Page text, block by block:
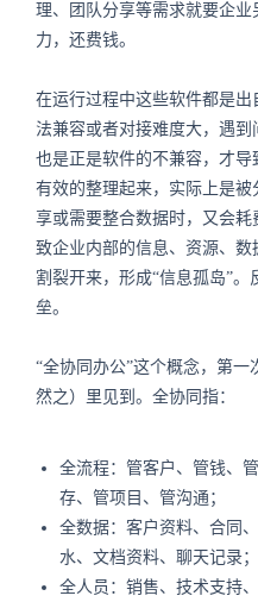
理、团队分享等需求就要企
力，还费钱。
在运行过程中这些软件都是
法兼容或者对接难度大，遇到
也是正是软件的不兼容，才
有效的整理起来，实际上是
享或需要整合数据时，又会
致企业内部的信息、资源、
割裂开来，形成“信息孤岛”
垒。
“全协同办公”这个概念，第一
然之）里见到。全协同指：
全流程：管客户、管钱、
存、管项目、管沟通；
全数据：客户资料、合同
水、文档资料、聊天记录；
全人员：销售、技术支持